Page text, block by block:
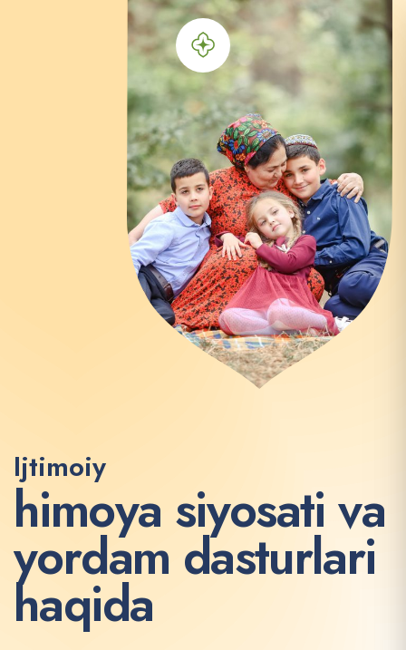
Ijtimoiy
himoya siyosati va
yordam dasturlari
haqida